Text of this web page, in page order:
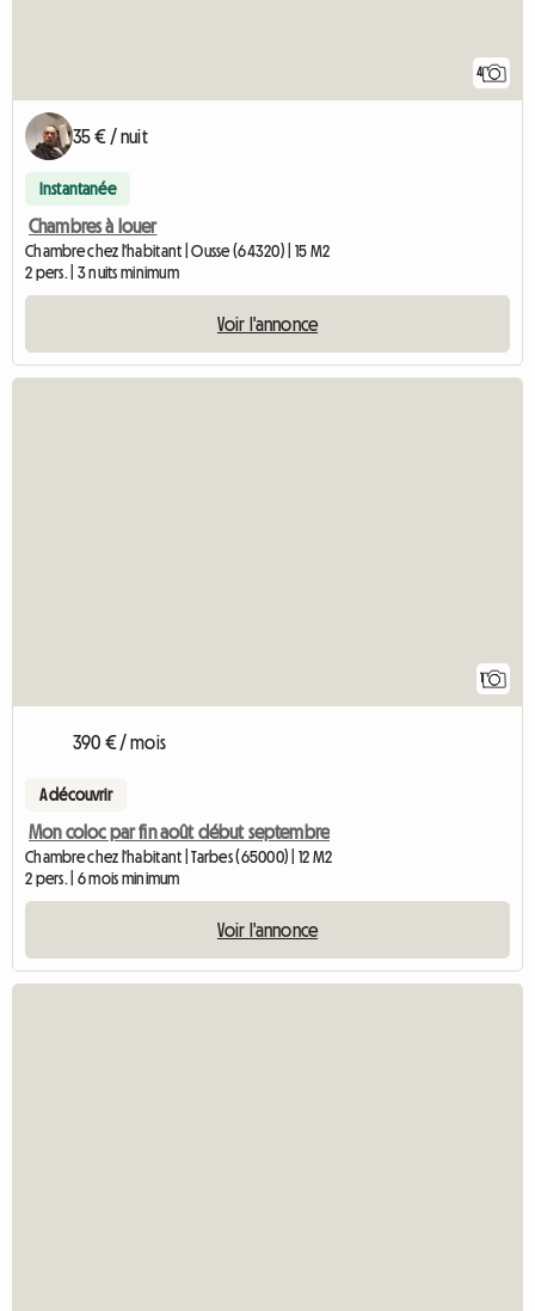
4
35 € / nuit
Instantanée
Chambres à louer
Chambre chez l'habitant | Ousse (64320) | 15 M2
2 pers. | 3 nuits minimum
Voir l'annonce
1
390 € / mois
A découvrir
Mon coloc par fin août début septembre
Chambre chez l'habitant | Tarbes (65000) | 12 M2
2 pers. | 6 mois minimum
Voir l'annonce